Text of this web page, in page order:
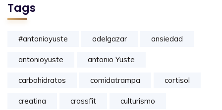
Tags
#antonioyuste adelgazar ansiedad
antonioyuste antonio Yuste
carbohidratos comidatrampa cortisol
creatina crossfit culturismo